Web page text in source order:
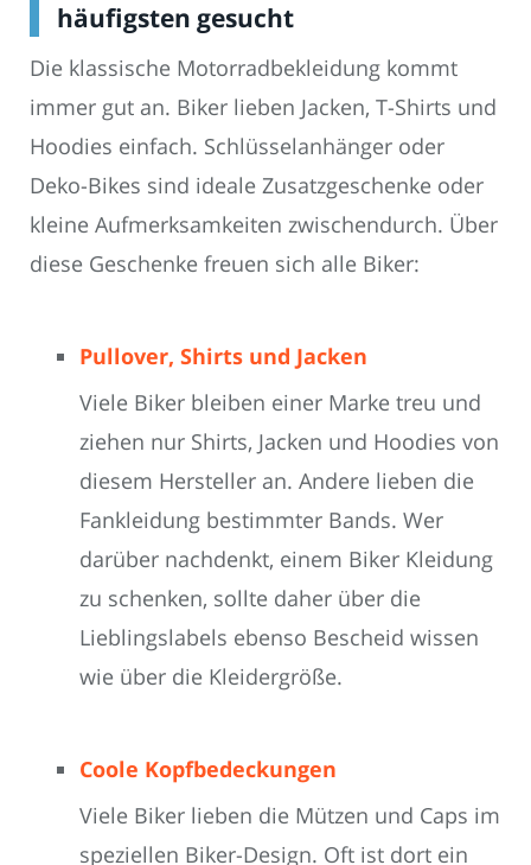
häufigsten gesucht
Die klassische Motorradbekleidung kommt
immer gut an. Biker lieben Jacken, T-Shirts und
Hoodies einfach. Schlüsselanhänger oder
Deko-Bikes sind ideale Zusatzgeschenke oder
kleine Aufmerksamkeiten zwischendurch. Über
diese Geschenke freuen sich alle Biker:
Pullover, Shirts und Jacken
Viele Biker bleiben einer Marke treu und
ziehen nur Shirts, Jacken und Hoodies von
diesem Hersteller an. Andere lieben die
Fankleidung bestimmter Bands. Wer
darüber nachdenkt, einem Biker Kleidung
zu schenken, sollte daher über die
Lieblingslabels ebenso Bescheid wissen
wie über die Kleidergröße.
Coole Kopfbedeckungen
Viele Biker lieben die Mützen und Caps im
speziellen Biker-Design. Oft ist dort ein